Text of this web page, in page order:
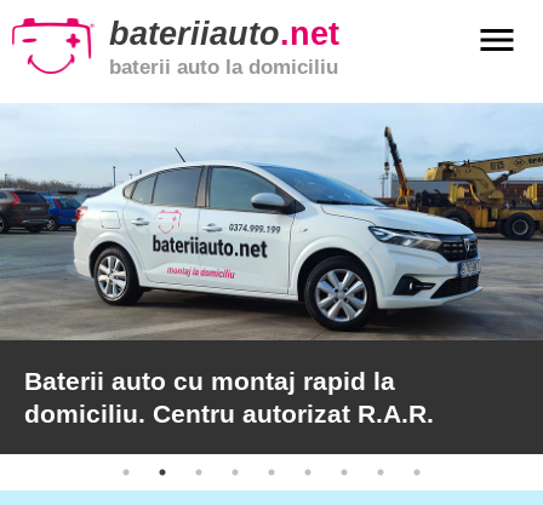
bateriiauto.net
baterii auto la domiciliu
menu
Baterii
moto
Baterii
de
camion
Baterii auto cu montaj rapid la
domiciliu. Centru autorizat R.A.R.